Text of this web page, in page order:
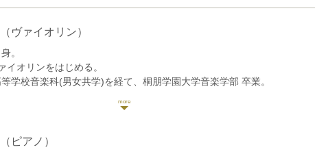
（ヴァイオリン）
。
イオリンをはじめる。
学校音楽科(男女共学)を経て、桐朋学園大学音楽学部 卒業。
芸術コンクール大学生部門 最高位他、多数のコンクールで受賞。桐朋
優秀者による大学スチューデントコンサートに出演。高校から室内
（ピアノ）